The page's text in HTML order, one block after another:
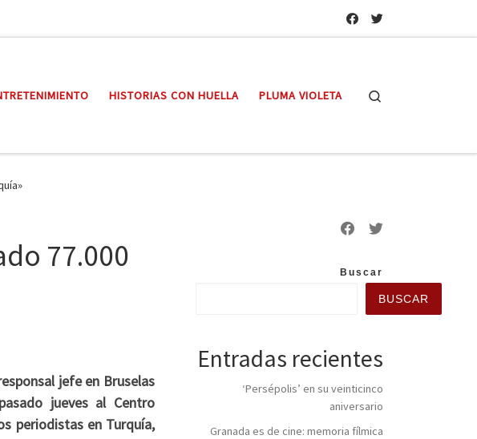
HISTORIAS CON HUELLA PLUMA VIOLETA
77.000
jefe en Bruselas
jueves al Centro
periodistas en Turquía,
Buscar
BUSCAR
Entradas recientes
‘Persépolis’ en su veinticinco
aniversario
Granada es de cine: memoria fílmica